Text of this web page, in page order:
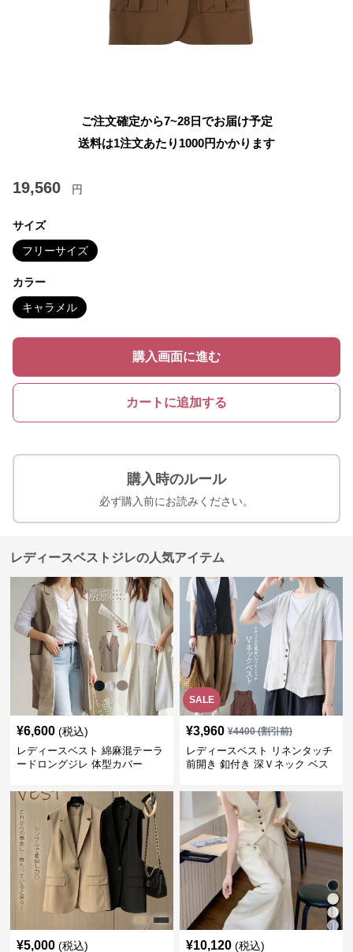
ご注文確定から7~28日でお届け予定
送料は1注文あたり 1000円かかります
19,560 円
サイズ
フリーサイズ
カラー
キャラメル
購入画面に進む
カートに追加する
購入時のルール
必ず購入前にお読みください。
レディースベストジレの人気アイテム
¥6,600 (税込)
レディースベスト 綿麻混テーラ
ードロングジレ 体型カバー
SALE
¥3,960 ¥4400(割引前)
レディースベスト リネンタッチ
前開き 釦付き 深Ｖネック ベス
¥5,000 (税込) ¥10,120 (税込)